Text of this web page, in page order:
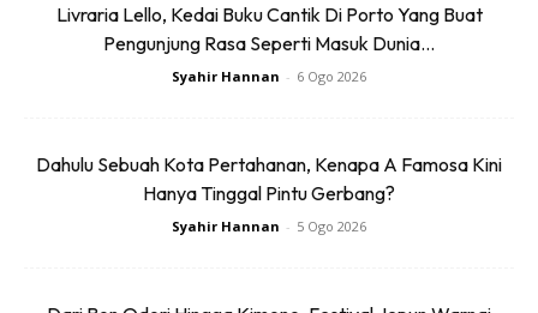
Anda dengan pengembaraan snorkelingyang tidak dapat
Kursus PADI juga boleh didapati di Orca Scuba, yang
merupakan pusat selam skuba PADI lima bintang.
Livraria Lello, Kedai Buku Cantik Di Porto Yang Buat
Pengunjung Rasa Seperti Masuk Dunia...
Syahir Hannan - 6 Ogo 2026
Dahulu Sebuah Kota Pertahanan, Kenapa A Famosa Kini
Hanya Tinggal Pintu Gerbang?
Syahir Hannan - 5 Ogo 2026